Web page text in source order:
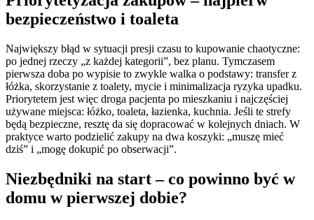
bezpieczeństwo i toaleta
Największy błąd w sytuacji presji czasu to kupowanie chaotyczne:
po jednej rzeczy „z każdej kategorii”, bez planu. Tymczasem
pierwsza doba po wypisie to zwykle walka o podstawy: transfer z
łóżka, skorzystanie z toalety, mycie i minimalizacja ryzyka upadku.
Priorytetem jest więc droga pacjenta po mieszkaniu i najczęściej
używane miejsca: łóżko, toaleta, łazienka, kuchnia. Jeśli te strefy
będą bezpieczne, resztę da się dopracować w kolejnych dniach. W
praktyce warto podzielić zakupy na dwa koszyki: „muszę mieć
dziś” i „mogę dokupić po obserwacji”.
Niezbędniki na start – co powinno być w
domu w pierwszej dobie?